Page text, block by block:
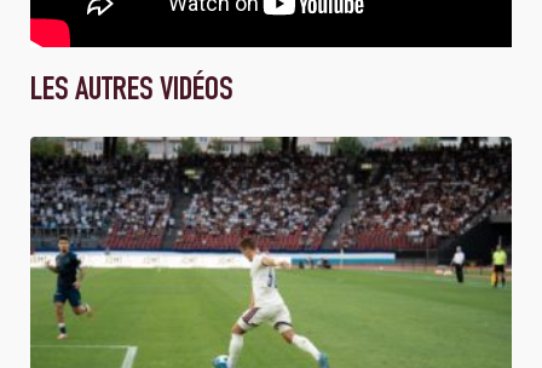
LES AUTRES VIDÉOS